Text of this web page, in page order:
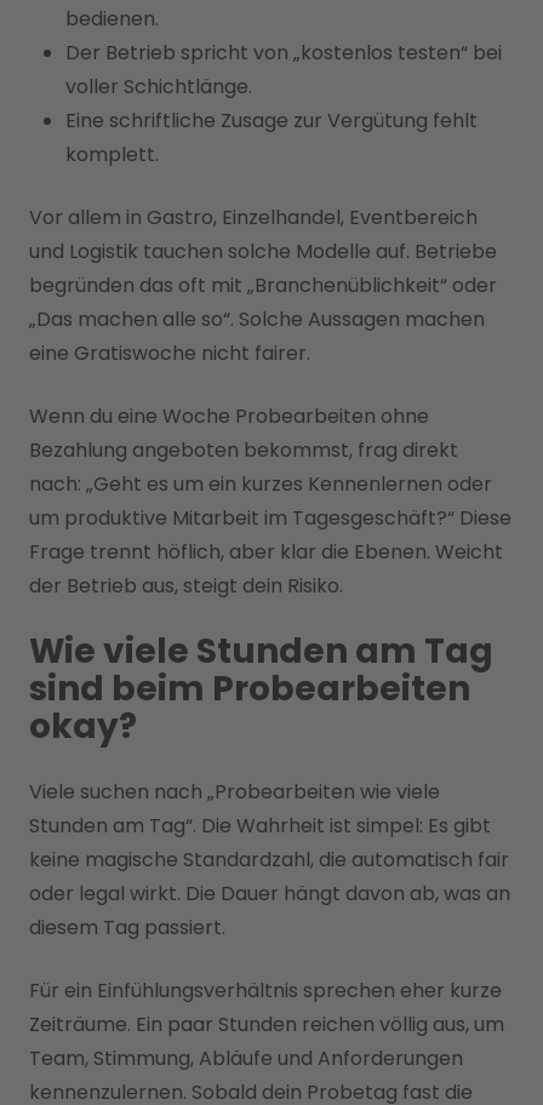
bedienen.
Der Betrieb spricht von „kostenlos testen“ bei
voller Schichtlänge.
Eine schriftliche Zusage zur Vergütung fehlt
komplett.
Vor allem in Gastro, Einzelhandel, Eventbereich
und Logistik tauchen solche Modelle auf. Betriebe
begründen das oft mit „Branchenüblichkeit“ oder
„Das machen alle so“. Solche Aussagen machen
eine Gratiswoche nicht fairer.
Wenn du eine Woche Probearbeiten ohne
Bezahlung angeboten bekommst, frag direkt
nach: „Geht es um ein kurzes Kennenlernen oder
um produktive Mitarbeit im Tagesgeschäft?“ Diese
Frage trennt höflich, aber klar die Ebenen. Weicht
der Betrieb aus, steigt dein Risiko.
Wie viele Stunden am Tag
sind beim Probearbeiten
okay?
Viele suchen nach „Probearbeiten wie viele
Stunden am Tag“. Die Wahrheit ist simpel: Es gibt
keine magische Standardzahl, die automatisch fair
oder legal wirkt. Die Dauer hängt davon ab, was an
diesem Tag passiert.
Für ein Einfühlungsverhältnis sprechen eher kurze
Zeiträume. Ein paar Stunden reichen völlig aus, um
Team, Stimmung, Abläufe und Anforderungen
kennenzulernen. Sobald dein Probetag fast die